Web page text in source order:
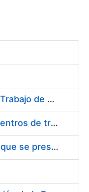
Suministro de Protectores Auditivos a medida para las personas trabajadoras de los Centros de Trabajo de Madrid y Burgos
Suministro de gafas graduadas antiproyecciones para los trabajadores de la FNMT-RCM en los centros de trabajo de Madrid y Burgos
Servicios de una empresa externa para el asesoramiento y resolución de los recursos de alzada que se presentan relacionados con procesos de selección para la FNMT-RCM